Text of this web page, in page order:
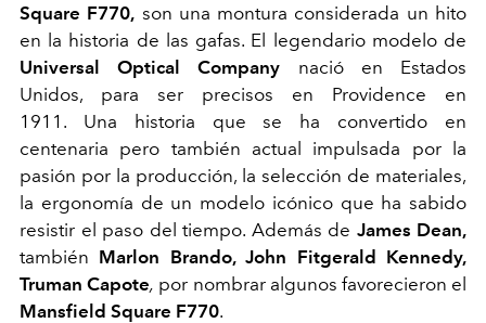
Square F770, son una montura considerada un hito
en la historia de las gafas. El legendario modelo de
Universal Optical Company nació en Estados
Unidos, para ser precisos en Providence en
1911. Una historia que se ha convertido en
centenaria pero también actual impulsada por la
pasión por la producción, la selección de materiales,
la ergonomía de un modelo icónico que ha sabido
resistir el paso del tiempo. Además de James Dean,
también Marlon Brando, John Fitgerald Kennedy,
Truman Capote, por nombrar algunos favorecieron el
Mansfield Square F770.